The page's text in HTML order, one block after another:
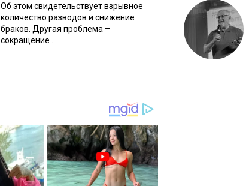
Об этом свидетельствует взрывное
количество разводов и снижение
браков. Другая проблема –
сокращение ...